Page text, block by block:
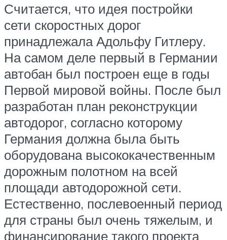
Считается, что идея постройки
сети скоростных дорог
принадлежала Адольфу Гитлеру.
На самом деле первый в Германии
автобан был построен еще в годы
Первой мировой войны. После был
разработан план реконструкции
автодорог, согласно которому
Германия должна была быть
оборудована высококачественным
дорожным полотном на всей
площади автодорожной сети.
Естественно, послевоенный период
для страны был очень тяжелым, и
финансирование такого проекта